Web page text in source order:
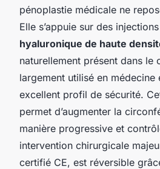
pénoplastie médicale ne
Elle s’appuie sur des injections
hyaluronique de haute
naturellement présent dans le
largement utilisé en médecine
excellent profil de sécurité.
permet d’augmenter la
manière progressive et
intervention chirurgicale
certifié CE, est réversible